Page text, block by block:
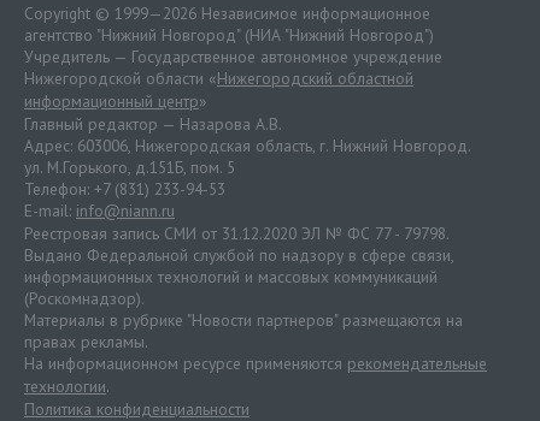
Copyright © 1999—2026 Независимое информационное
агентство "Нижний Новгород" (НИА "Нижний Новгород")
Учредитель — Государственное автономное учреждение
Нижегородской области «Нижегородский областной
информационный центр»
Главный редактор — Назарова А.В.
Адрес: 603006, Нижегородская область, г. Нижний Новгород.
ул. М.Горького, д.151Б, пом. 5
Телефон: +7 (831) 233-94-53
E-mail: info@niann.ru
Реестровая запись СМИ от 31.12.2020 ЭЛ № ФС 77 - 79798.
Выдано Федеральной службой по надзору в сфере связи,
информационных технологий и массовых коммуникаций
(Роскомнадзор).
Материалы в рубрике "Новости партнеров" размещаются на
правах рекламы.
На информационном ресурсе применяются рекомендательные
технологии.
Политика конфиденциальности